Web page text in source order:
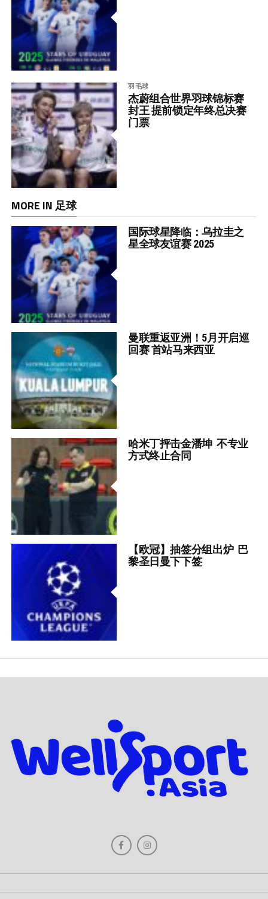
羽毛球
杰蔚组合世界羽球锦标赛
封王 提前锁定年终总决赛
门票
MORE IN 足球
国际球星降临：乌拉圭之
星全球友谊赛 2025
曼联重返亚洲！5月开启巡
回赛 首站马来西亚
哈米丁抨击金潘坤 不专业
方式终止合同
【欧冠】抽签分组出炉 巴
黎圣日曼下下签